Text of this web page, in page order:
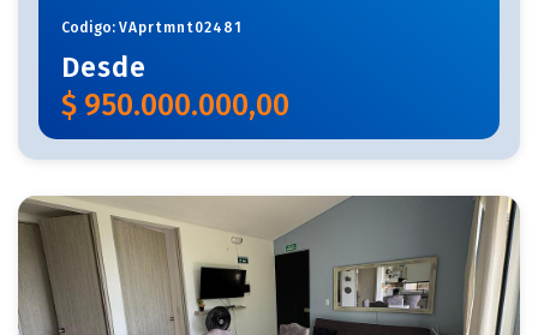
Codigo: VAprtmnt02481
Desde
$ 950.000.000,00